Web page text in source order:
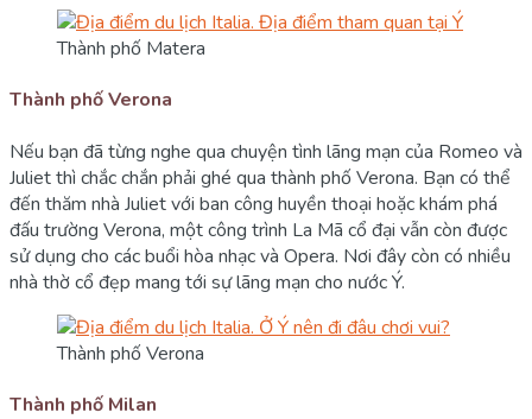
Thành phố Matera
Thành phố Verona
Nếu bạn đã từng nghe qua chuyện tình lãng mạn của Romeo và
Juliet thì chắc chắn phải ghé qua thành phố Verona. Bạn có thể
đến thăm nhà Juliet với ban công huyền thoại hoặc khám phá
đấu trường Verona, một công trình La Mã cổ đại vẫn còn được
sử dụng cho các buổi hòa nhạc và Opera. Nơi đây còn có nhiều
nhà thờ cổ đẹp mang tới sự lãng mạn cho nước Ý.
Thành phố Verona
Thành phố Milan